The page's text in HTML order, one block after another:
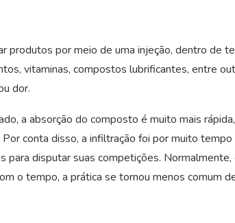
produtos por meio de uma injeção, dentro de
vitaminas, compostos lubrificantes, entre
dor.
a absorção do composto é muito mais rápida,
conta disso, a infiltração foi por muito tempo
disputar suas competições. Normalmente,
o tempo, a prática se tornou menos comum